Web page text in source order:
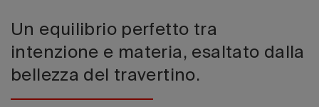
Un equilibrio perfetto tra
intenzione e materia, esaltato dalla
bellezza del travertino.